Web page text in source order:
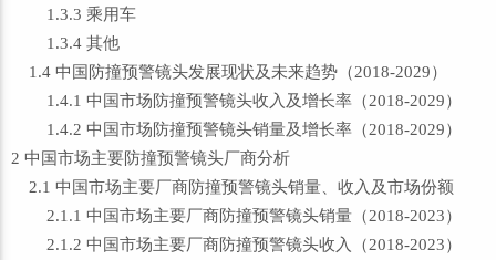
1.3.3 乘用车
1.3.4 其他
1.4 中国防撞预警镜头发展现状及未来趋势（2018-2029）
1.4.1 中国市场防撞预警镜头收入及增长率（2018-2029）
1.4.2 中国市场防撞预警镜头销量及增长率（2018-2029）
2 中国市场主要防撞预警镜头厂商分析
2.1 中国市场主要厂商防撞预警镜头销量、收入及市场份额
2.1.1 中国市场主要厂商防撞预警镜头销量（2018-2023）
2.1.2 中国市场主要厂商防撞预警镜头收入（2018-2023）